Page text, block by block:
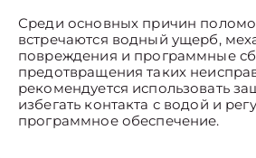
Среди основных причин
встречаются водный ущерб,
повреждения и программные
предотвращения таких
рекомендуется использовать
избегать контакта с водой и
программное обеспечение.